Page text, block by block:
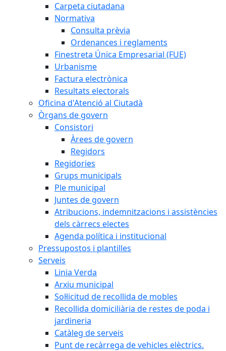
Carpeta ciutadana
Normativa
Consulta prèvia
Ordenances i reglaments
Finestreta Única Empresarial (FUE)
Urbanisme
Factura electrònica
Resultats electorals
Oficina d'Atenció al Ciutadà
Òrgans de govern
Consistori
Àrees de govern
Regidors
Regidories
Grups municipals
Ple municipal
Juntes de govern
Atribucions, indemnitzacions i assistències
dels càrrecs electes
Agenda política i institucional
Pressupostos i plantilles
Serveis
Linia Verda
Arxiu municipal
Sol·licitud de recollida de mobles
Recollida domiciliària de restes de poda i
jardineria
Catàleg de serveis
Punt de recàrrega de vehicles elèctrics.